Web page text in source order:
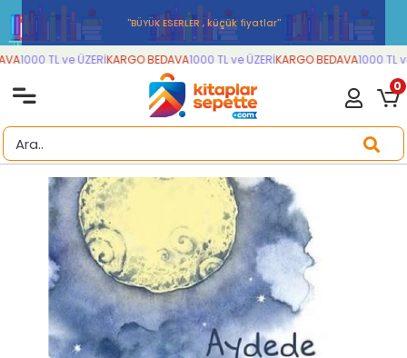
''BÜYÜK ESERLER , küçük fiyatlar''
1000 TL ve ÜZERİKARGO BEDAVA1000 TL ve ÜZERİKARGO BEDAVA1000 TL ve
0